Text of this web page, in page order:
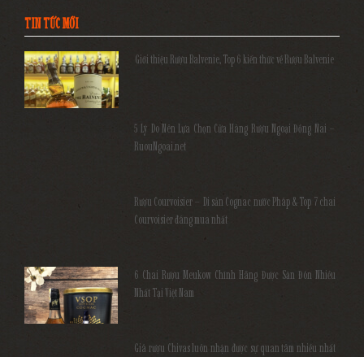
TIN TỨC MỚI
Giới thiệu Rượu Balvenie, Top 6 kiến thức về Rượu Balvenie
5 Lý Do Nên Lựa Chọn Cửa Hàng Rượu Ngoại Đồng Nai –
RuouNgoai.net
Rượu Courvoisier – Di sản Cognac nước Pháp & Top 7 chai
Courvoisier đáng mua nhất
6 Chai Rượu Meukow Chính Hãng Được Săn Đón Nhiều
Nhất Tại Việt Nam
Giá rượu Chivas luôn nhận được sự quan tâm nhiều nhất